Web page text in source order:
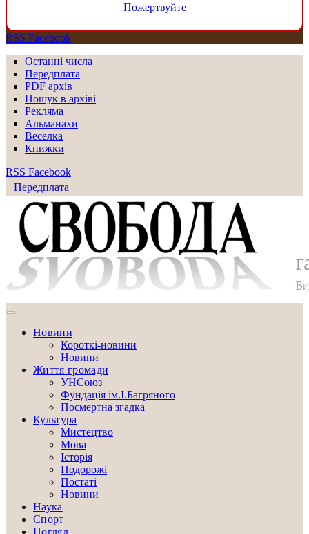
Пожертвуйте
RSS Facebook
Останні числа
Передплата
PDF aрхів
Пошук в архіві
Рекляма
Альманахи
Веселка
Книжки
RSS Facebook
Передплата
Новини
Короткі-новини
Новини
Життя громади
УНСоюз
Фундація ім.І.Багряного
Посмертна згадка
Культура
Мистецтво
Мова
Історія
Подорожі
Постаті
Новини
Наука
Спорт
Погляд